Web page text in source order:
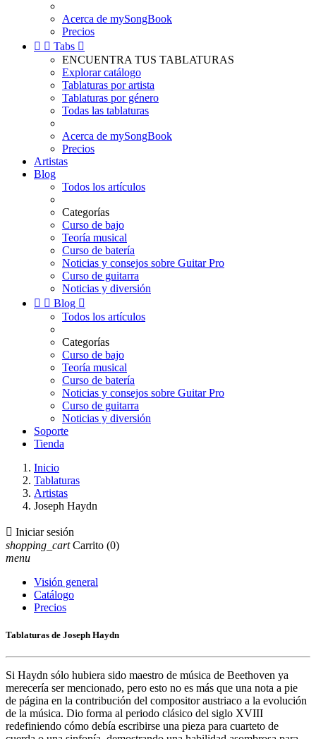
Acerca de mySongBook
Precios
  Tabs 
ENCUENTRA TUS TABLATURAS
Explorar catálogo
Tablaturas por artista
Tablaturas por género
Todas las tablaturas
Acerca de mySongBook
Precios
Artistas
Blog
Todos los artículos
Categorías
Curso de bajo
Teoría musical
Curso de batería
Noticias y consejos sobre Guitar Pro
Curso de guitarra
Noticias y diversión
  Blog 
Todos los artículos
Categorías
Curso de bajo
Teoría musical
Curso de batería
Noticias y consejos sobre Guitar Pro
Curso de guitarra
Noticias y diversión
Soporte
Tienda
Inicio
Tablaturas
Artistas
Joseph Haydn
 Iniciar sesión
shopping_cart Carrito (0)
menu
Visión general
Catálogo
Precios
Tablaturas de Joseph Haydn
Si Haydn sólo hubiera sido maestro de música de Beethoven ya
merecería ser mencionado, pero esto no es más que una nota a pie
de página en la contribución del compositor austriaco a la evolución
de la música. Dio forma al periodo clásico del siglo XVIII
redefiniendo cómo debía escribirse una pieza para cuarteto de